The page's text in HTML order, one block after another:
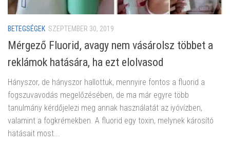
BETEGSÉGEK SZEPTEMBER 30, 2019
Mérgező Fluorid, avagy nem vásárolsz többet a
reklámok hatására, ha ezt elolvasod
Hányszor, de hányszor hallottuk, mennyire fontos a fluorid a
fogszuvavodás megelőzésében, de ma már egyre több
tanulmány kérdőjelezi meg annak használatát az iyóvízben,
valamint a fogkrémekben. A fluorid egy toxin, melynek károsító
hatásait most...